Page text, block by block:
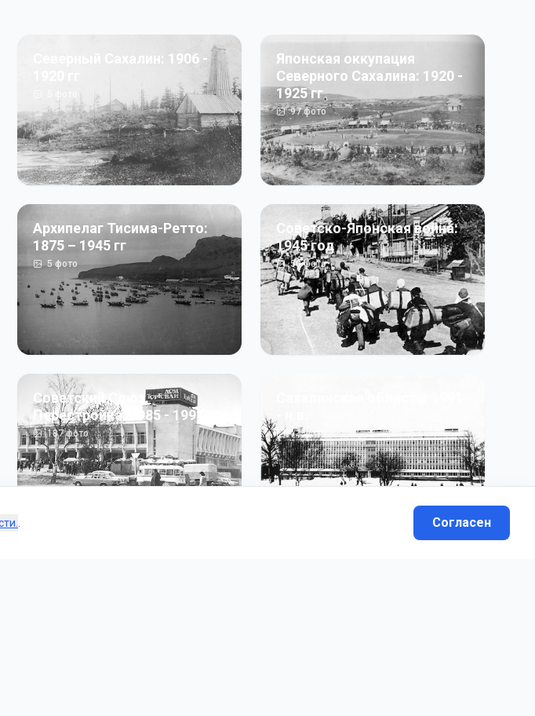
Северный Сахалин: 1906 -
Японская оккупация
Северного Сахалина: 1920 -
1925 гг
97фото
Архипелаг Тисима-Ретто:
1875 – 1945 гг
5фото
Советско-Японская война:
1945 год
50фото
Советский Союз.
Перестройка: 1985 - 1991 гг
187фото 13фото
Согласен